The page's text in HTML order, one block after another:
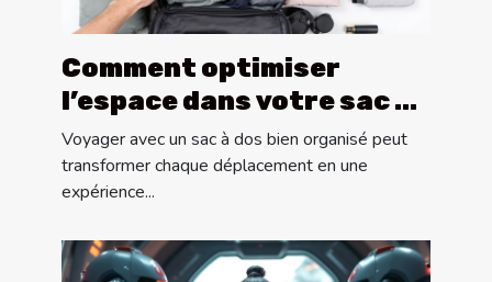
Comment optimiser
l’espace dans votre sac à
dos pour les longs
voyages ?
Voyager avec un sac à dos bien organisé peut
transformer chaque déplacement en une
expérience...